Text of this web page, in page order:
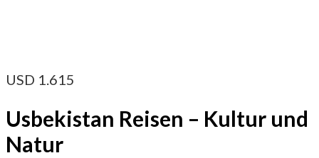
USD 1.615
Usbekistan Reisen – Kultur und
Natur